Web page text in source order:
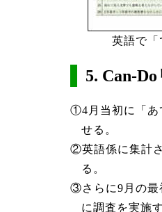
英語で「
5. Can-
①4月当初に「あ
せる。
②英語係に集計
る。
③さらに9月の最
に調査を実施す